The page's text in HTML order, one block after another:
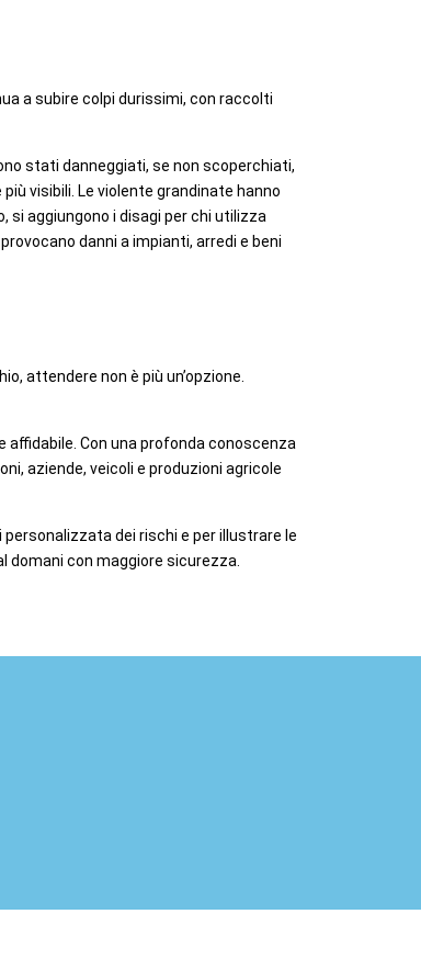
a subire colpi durissimi, con raccolti
stati danneggiati, se non scoperchiati,
visibili. Le violente grandinate hanno
aggiungono i disagi per chi utilizza
danni a impianti, arredi e beni
attendere non è più un’opzione.
Con una profonda conoscenza
aziende, veicoli e produzioni agricole
dei rischi e per illustrare le
domani con maggiore sicurezza.